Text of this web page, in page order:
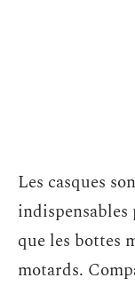
Les casques
que les bottes
motards.